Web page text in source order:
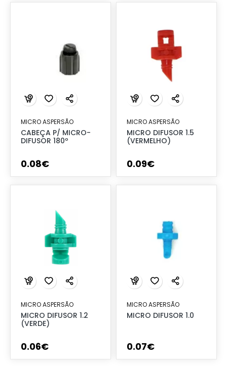
MICRO ASPERSÃO
CABEÇA P/ MICRO-
DIFUSOR 180º
0.08€
MICRO ASPERSÃO
MICRO DIFUSOR 1.5
(VERMELHO)
0.09€
MICRO ASPERSÃO
MICRO DIFUSOR 1.2
(VERDE)
0.06€
MICRO ASPERSÃO
MICRO DIFUSOR 1.0
0.07€